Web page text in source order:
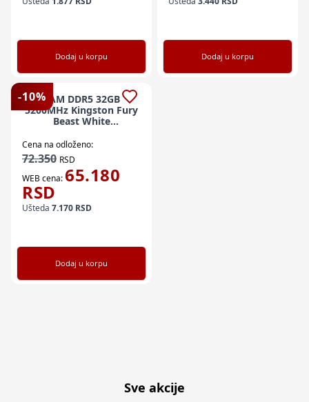
Dodaj u korpu Dodaj u korpu
-10%RAM DDR5 32GB
5200MHz Kingston Fury
Beast White
Cena na odloženo:
72.350 RSD
WEB cena:65.180
RSD
Ušteda 7.170 RSD
Dodaj u korpu
Sve akcije